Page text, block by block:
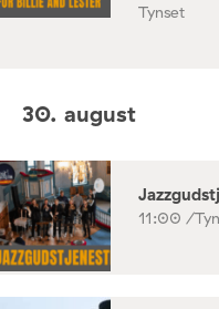
Tynset
30. august
11:00 /